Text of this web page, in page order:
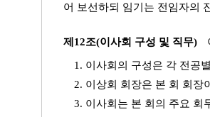
어 보선하되 임기는 전임자의
제12조(이사회 구성 및 직무)
1. 이사회의 구성은 각 전공
2. 이상회 회장은 본 회 회장
3. 이사회는 본 회의 주요 회